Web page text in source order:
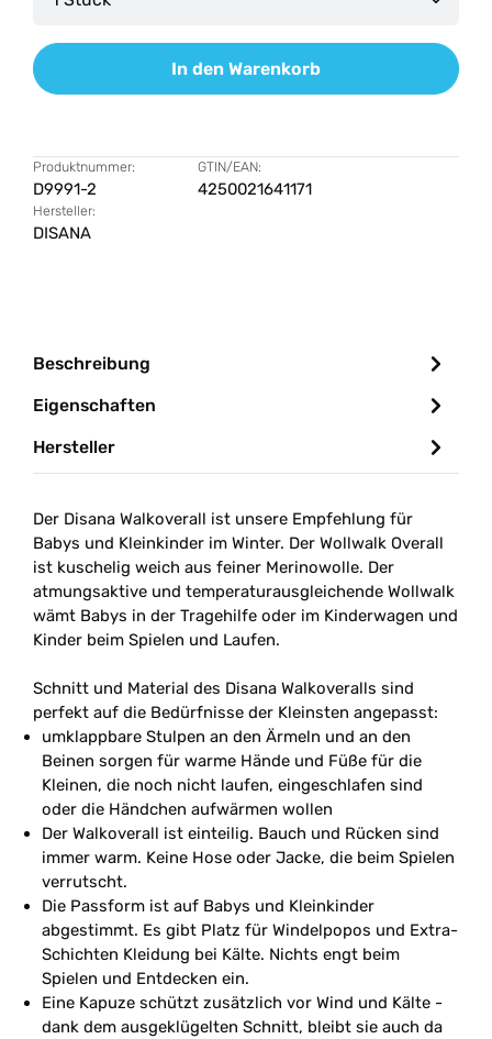
In den Warenkorb
Produktnummer:
D9991-2
GTIN/EAN:
4250021641171
Hersteller:
DISANA
Beschreibung
Eigenschaften
Hersteller
Der Disana Walkoverall ist unsere Empfehlung für
Babys und Kleinkinder im Winter. Der Wollwalk Overall
ist kuschelig weich aus feiner Merinowolle. Der
atmungsaktive und temperaturausgleichende Wollwalk
wämt Babys in der Tragehilfe oder im Kinderwagen und
Kinder beim Spielen und Laufen.
Schnitt und Material des Disana Walkoveralls sind
perfekt auf die Bedürfnisse der Kleinsten angepasst:
umklappbare Stulpen an den Ärmeln und an den
Beinen sorgen für warme Hände und Füße für die
Kleinen, die noch nicht laufen, eingeschlafen sind
oder die Händchen aufwärmen wollen
Der Walkoverall ist einteilig. Bauch und Rücken sind
immer warm. Keine Hose oder Jacke, die beim Spielen
verrutscht.
Die Passform ist auf Babys und Kleinkinder
abgestimmt. Es gibt Platz für Windelpopos und Extra-
Schichten Kleidung bei Kälte. Nichts engt beim
Spielen und Entdecken ein.
Eine Kapuze schützt zusätzlich vor Wind und Kälte -
dank dem ausgeklügelten Schnitt, bleibt sie auch da